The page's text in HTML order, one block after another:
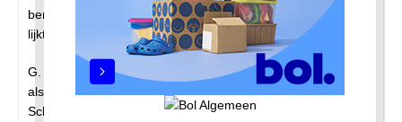
benaming. In de Databank Sport komt VVS niet voor. VVS
lijkt eerder een handige afkorting te zijn voor de lange naam.
G. de Haan werkte vanaf 1930 op de Schellingwouderschool
als gymnastiekleraar. Hij werd al snel lid van AVV
Schellingwoude, vervolgens voorzitter. De Haan schreef een